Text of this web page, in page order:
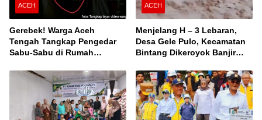
ACEH
Gerebek! Warga Aceh
Tengah Tangkap Pengedar
Sabu-Sabu di Rumah
ACEH
Menjelang H – 3 Lebaran,
Desa Gele Pulo, Kecamatan
Bintang Dikeroyok Banjir